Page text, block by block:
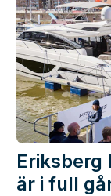
Eriksberg
är i full